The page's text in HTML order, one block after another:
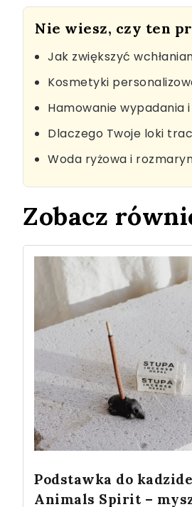
Nie wiesz, czy ten
Jak zwiększyć
Kosmetyki
Hamowanie wypadania
Dlaczego Twoje loki
Woda ryżowa i
Zobacz
Podstawka do
Animals Spirit –